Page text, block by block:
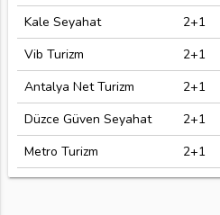
Kale Seyahat
2+1
Vib Turizm
2+1
Antalya Net Turizm
2+1
Düzce Güven Seyahat
2+1
Metro Turizm
2+1